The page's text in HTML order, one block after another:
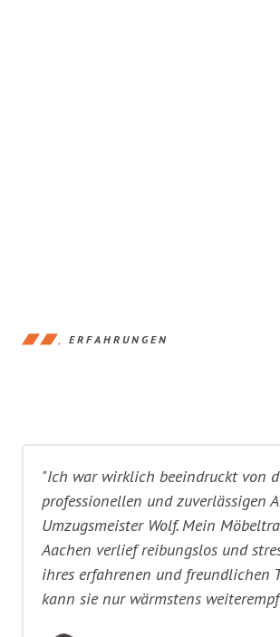
ERFAHRUNGEN
"Ich war wirklich beeindruckt von
professionellen und zuverlässigen
Umzugsmeister Wolf. Mein
Aachen verlief reibungslos und
ihres erfahrenen und freundlichen
kann sie nur wärmstens